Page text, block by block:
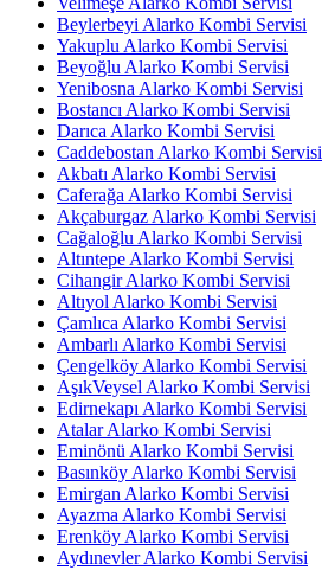
Beylerbeyi Alarko Kombi Servisi
Yakuplu Alarko Kombi Servisi
Beyoğlu Alarko Kombi Servisi
Yenibosna Alarko Kombi Servisi
Bostancı Alarko Kombi Servisi
Darıca Alarko Kombi Servisi
Caddebostan Alarko Kombi Servisi
Akbatı Alarko Kombi Servisi
Caferağa Alarko Kombi Servisi
Akçaburgaz Alarko Kombi Servisi
Cağaloğlu Alarko Kombi Servisi
Altıntepe Alarko Kombi Servisi
Cihangir Alarko Kombi Servisi
Altıyol Alarko Kombi Servisi
Çamlıca Alarko Kombi Servisi
Ambarlı Alarko Kombi Servisi
Çengelköy Alarko Kombi Servisi
AşıkVeysel Alarko Kombi Servisi
Edirnekapı Alarko Kombi Servisi
Atalar Alarko Kombi Servisi
Eminönü Alarko Kombi Servisi
Basınköy Alarko Kombi Servisi
Emirgan Alarko Kombi Servisi
Ayazma Alarko Kombi Servisi
Erenköy Alarko Kombi Servisi
Aydınevler Alarko Kombi Servisi